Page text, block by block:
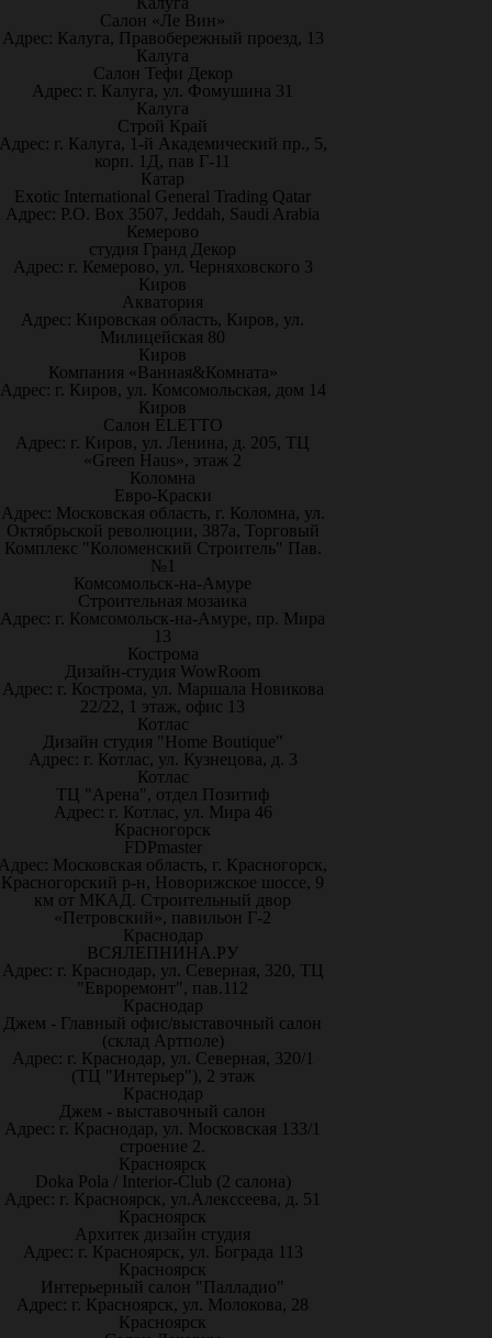
Салон «Ле Вин»
Адрес: Калуга, Правобережный проезд, 13
Калуга
Салон Тефи Декор
Адрес: г. Калуга, ул. Фомушина 31
Калуга
Строй Край
г. Калуга, 1-й Академический пр., 5,
корп. 1Д, пав Г-11
Катар
Exotic International General Trading Qatar
Адрес: P.O. Box 3507, Jeddah, Saudi Arabia
Кемерово
студия Гранд Декор
Адрес: г. Кемерово, ул. Черняховского 3
Киров
Акватория
Адрес: Кировская область, Киров, ул.
Милицейская 80
Киров
Компания «Ванная&Комната»
Адрес: г. Киров, ул. Комсомольская, дом 14
Киров
Салон ELETTO
Адрес: г. Киров, ул. Ленина, д. 205, ТЦ
«Green Haus», этаж 2
Коломна
Евро-Краски
Адрес: Московская область, г. Коломна, ул.
Октябрьской революции, 387а, Торговый
Комплекс "Коломенский Строитель" Пав.
№1
Комсомольск-на-Амуре
Строительная мозаика
Адрес: г. Комсомольск-на-Амуре, пр. Мира
13
Кострома
Дизайн-студия WowRoom
Адрес: г. Кострома, ул. Маршала Новикова
22/22, 1 этаж, офис 13
Котлас
Дизайн студия "Home Boutique"
Адрес: г. Котлас, ул. Кузнецова, д. 3
Котлас
ТЦ "Арена", отдел Позитиф
Адрес: г. Котлас, ул. Мира 46
Красногорск
FDPmaster
Московская область, г. Красногорск,
Красногорский р-н, Новорижское шоссе, 9
км от МКАД. Строительный двор
«Петровский», павильон Г-2
Краснодар
ВСЯЛЕПНИНА.РУ
Адрес: г. Краснодар, ул. Северная, 320, ТЦ
"Евроремонт", пав.112
Краснодар
Джем - Главный офис/выставочный салон
(склад Артполе)
Адрес: г. Краснодар, ул. Северная, 320/1
(ТЦ "Интерьер"), 2 этаж
Краснодар
Джем - выставочный салон
Адрес: г. Краснодар, ул. Московская 133/1
строение 2.
Красноярск
Doka Pola / Interior-Club (2 салона)
Адрес: г. Красноярск, ул.Алекссеева, д. 51
Красноярск
Архитек дизайн студия
Адрес: г. Красноярск, ул. Бограда 113
Красноярск
Интерьерный салон "Палладио"
Адрес: г. Красноярск, ул. Молокова, 28
Красноярск